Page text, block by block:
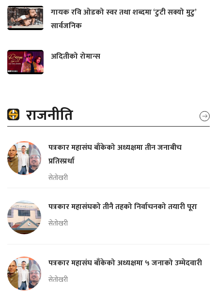
गायक रवि ओडको स्वर तथा शब्दमा ‘टुटी सक्यो मुटु’
सार्वजनिक
अदितीको रोमान्स
राजनीति
पत्रकार महासंघ बाँकेको अध्यक्षमा तीन जनाबीच
प्रतिस्प्रर्धा
सेतोखरी
पत्रकार महासंघको तीनै तहको निर्वाचनको तयारी पूरा
सेतोखरी
पत्रकार महासंघ बाँकेको अध्यक्षमा ५ जनाको उम्मेदवारी
सेतोखरी